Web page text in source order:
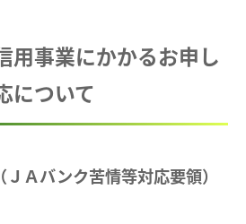
用事業にかかるお申し
について
Ａバンク苦情等対応要領）